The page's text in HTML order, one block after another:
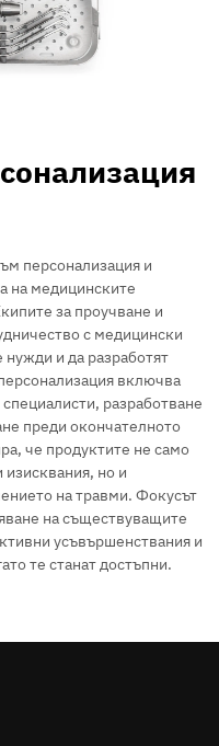
персонализация и
на медицинските
за проучване и
с медицински
нужди и да разработят
включва
разработване
преди окончателното
че продуктите не само
но и
на травми. Фокусът
на съществуващите
усъвършенствания и
те станат достъпни.